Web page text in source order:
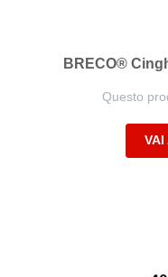
BRECO®
Questo
VAI